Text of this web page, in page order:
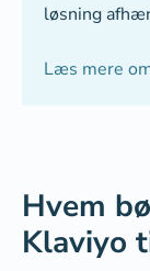
løsning
Læs mere
Hvem
Klaviyo